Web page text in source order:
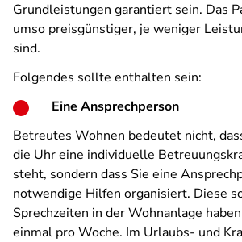
Grundleistungen garantiert sein. Das
umso preisgünstiger, je weniger
sind.
Folgendes sollte enthalten sein:
Eine Ansprechperson
Betreutes Wohnen bedeutet nicht,
die Uhr eine individuelle
steht, sondern dass Sie eine
notwendige Hilfen organisiert. Diese
Sprechzeiten in der Wohnanlage
einmal pro Woche. Im Urlaubs- und